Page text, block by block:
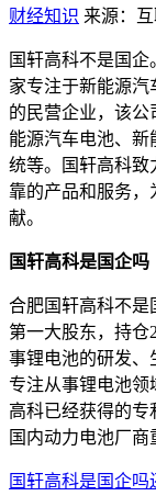
财经知识 来源：互
国轩高科不是国
家专注于新能源汽
的民营企业，该
能源汽车电池、新
统等。国轩高科致
靠的产品和服务，
献。
国轩高科是国企吗
合肥国轩高科不是
第一大股东，持仓
事锂电池的研发、
专注从事锂电池领
高科已经获得的专
国内动力电池厂商
国轩高科是国企吗